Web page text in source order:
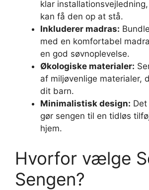
klar
kan få den op at stå.
Inkluderer madras:
med en komfortabel
en god søvnoplevelse.
Økologiske materialer:
af miljøvenlige materialer,
dit barn.
Minimalistisk design:
gør sengen til en tidløs
hjem.
Hvorfor vælge
Sengen?